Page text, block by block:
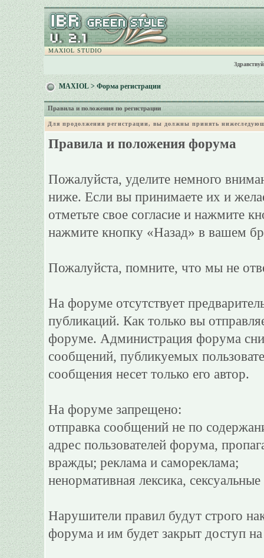
MAXIOL STUDIO
MAXIOL> Форма регистрации
Правила и положения по регистрации
Для продолжения регистрации, вы должны принять
Правила и положения форума
Пожалуйста, уделите немного
ниже. Если вы принимаете их и
отметьте свое согласие и нажмите
нажмите кнопку «Назад» в вашем
Пожалуйста, помните, что мы не
На форуме отсутствует
публикаций. Как только вы
форуме. Администрация форума
сообщений, публикуемых
сообщения несет только его автор.
На форуме запрещено:
отправка сообщений не по
адрес пользователей форума,
вражды; реклама и самореклама;
ненормативная лексика,
Нарушители правил будут строго
форума и им будет закрыт доступ